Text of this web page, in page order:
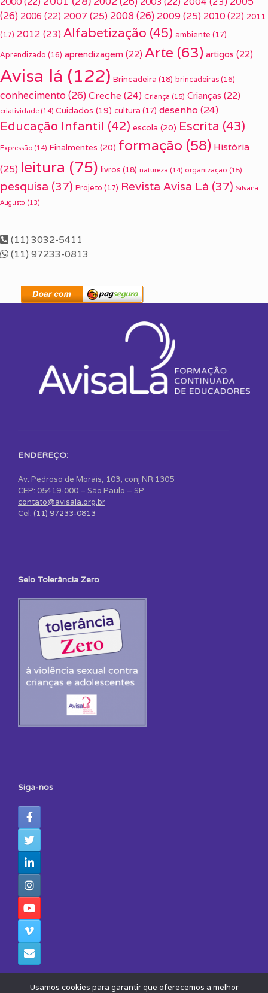
(26) 2006 (22) 2007 (25) 2008(26) 2009(25) 2010 (22) 2011
(17) 2012 (23) Alfabetização (45) ambiente (17)
Aprendizado (16) aprendizagem (22) Arte (63) artigos (22)
Avisa lá (122) Brincadeira (18) brincadeiras (16)
conhecimento(26) Creche (24) Criança (15) Crianças (22)
criatividade (14) Cuidados (19) cultura (17) desenho (24)
Educação Infantil (42) escola (20) Escrita (43)
Expressão (14) Finalmentes (20) formação (58) História
(25) leitura (75) livros (18) natureza (14) organização (15)
pesquisa (37) Projeto (17) Revista Avisa Lá (37) Silvana
Augusto (13)
(11) 3032-5411
(11) 97233-0813
ENDEREÇO:
Av. Pedroso de Morais, 103, conj NR 1305
CEP: 05419-000 – São Paulo – SP
contato@avisala.org.br
Cel: (11) 97233-0813
Selo Tolerância Zero
Siga-nos
Usamos cookies para garantir que oferecemos a melhor